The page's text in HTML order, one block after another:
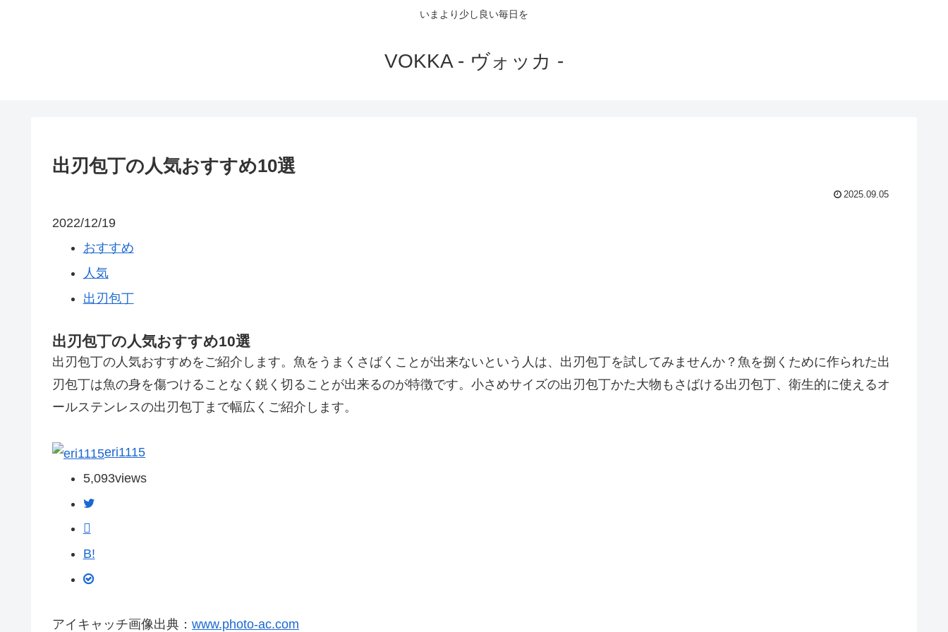
いまより少し良い毎日を
VOKKA - ヴォッカ -
出刃包丁の人気おすすめ10選
2025.09.05
2022/12/19
おすすめ
人気
出刃包丁
出刃包丁の人気おすすめ10選
出刃包丁の人気おすすめをご紹介します。魚をうまくさばくことが出来ないという人は、出刃包丁を試してみませんか？魚を捌くために作られた出
刃包丁は魚の身を傷つけることなく鋭く切ることが出来るのが特徴です。小さめサイズの出刃包丁かた大物もさばける出刃包丁、衛生的に使えるオ
ールステンレスの出刃包丁まで幅広くご紹介します。
eri1115
5,093views
B!
アイキャッチ画像出典： www.photo-ac.com